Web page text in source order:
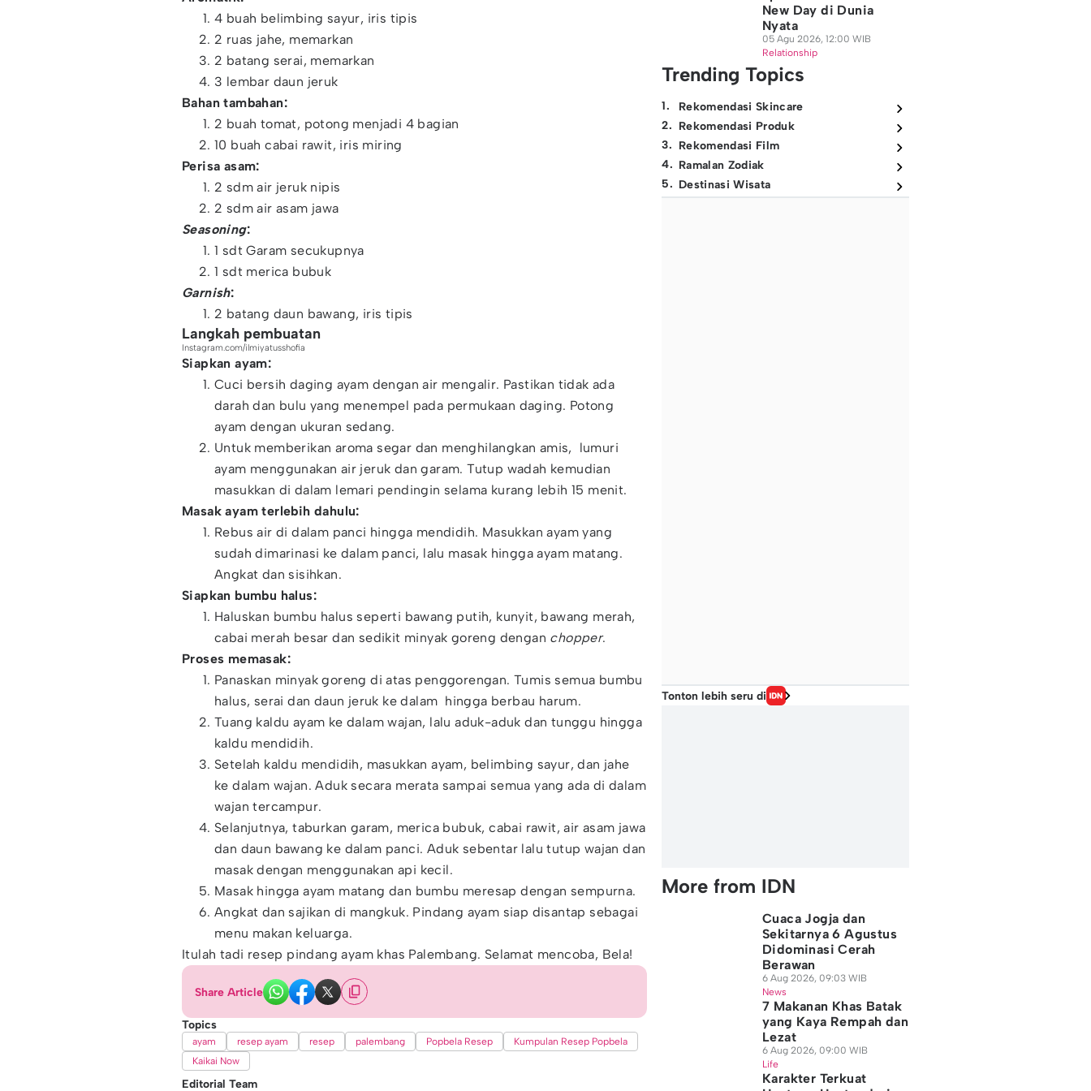
‌4 buah belimbing sayur, iris tipis
2 ruas jahe, memarkan
2 batang serai, memarkan
3 lembar daun jeruk
Bahan tambahan:
‌2 buah tomat, potong menjadi 4 bagian
10 buah cabai rawit, iris miring
Perisa asam:
‌2 sdm air jeruk nipis
2 sdm air asam jawa
Seasoning:
‌1 sdt Garam secukupnya
1 sdt merica bubuk
Garnish:
‌2 batang daun bawang, iris tipis
Langkah pembuatan
Instagram.com/ilmiyatusshofia
Siapkan ayam:
‌Cuci bersih daging ayam dengan air mengalir. Pastikan tidak ada
darah dan bulu yang menempel pada permukaan daging. Potong
ayam dengan ukuran sedang.
Untuk memberikan aroma segar dan menghilangkan amis, lumuri
ayam menggunakan air jeruk dan garam. Tutup wadah kemudian
masukkan di dalam lemari pendingin selama kurang lebih 15 menit.
Masak ayam terlebih dahulu:
‌Rebus air di dalam panci hingga mendidih. Masukkan ayam yang
sudah dimarinasi ke dalam panci, lalu masak hingga ayam matang.
Angkat dan sisihkan.
Siapkan bumbu halus:
‌Haluskan bumbu halus seperti bawang putih, kunyit, bawang merah,
cabai merah besar dan sedikit minyak goreng dengan chopper.
Proses memasak:
‌Panaskan minyak goreng di atas penggorengan. Tumis semua bumbu
halus, serai dan daun jeruk ke dalam hingga berbau harum.
Tuang kaldu ayam ke dalam wajan, lalu aduk-aduk dan tunggu hingga
kaldu mendidih.‌
Setelah kaldu mendidih, masukkan ayam, belimbing sayur, dan jahe
ke dalam wajan. Aduk secara merata sampai semua yang ada di dalam
wajan tercampur.
Selanjutnya, taburkan garam, merica bubuk, cabai rawit, air asam jawa
dan daun bawang ke dalam panci. Aduk sebentar lalu tutup wajan dan
masak dengan menggunakan api kecil.‌
Masak hingga ayam matang dan bumbu meresap dengan sempurna.
Angkat dan sajikan di mangkuk. Pindang ayam siap disantap sebagai
menu makan keluarga.
Itulah tadi resep pindang ayam khas Palembang. Selamat mencoba, Bela!
Share Article
Topics
ayam resep ayam resep palembang Popbela Resep
Kumpulan Resep Popbela
Kaikai Now
Editorial Team
New Day di Dunia
Nyata
05 Agu 2026, 12:00 WIB
Relationship
Trending Topics
1.
Rekomendasi Skincare
2. Rekomendasi Produk
3. Rekomendasi Film
4. Ramalan Zodiak
5. Destinasi Wisata
Tonton lebih seru di
More from IDN
Cuaca Jogja dan
Sekitarnya 6 Agustus
Didominasi Cerah
Berawan
6 Aug 2026, 09:03 WIB
News
7 Makanan Khas Batak
yang Kaya Rempah dan
Lezat
6 Aug 2026, 09:00 WIB
Life
Karakter Terkuat